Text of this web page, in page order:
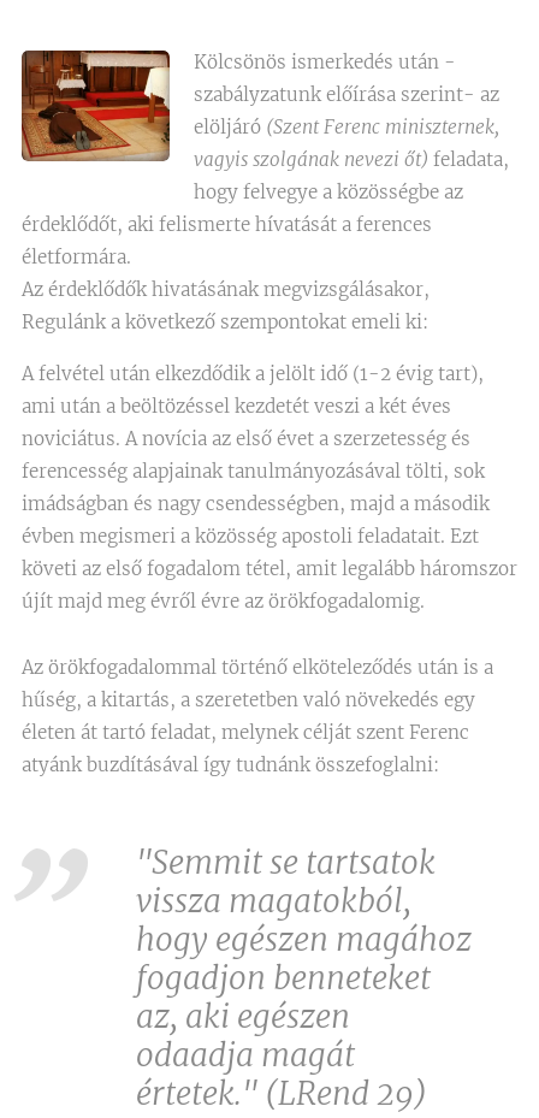
Kölcsönös ismerkedés után -
szabályzatunk előírása szerint- az
elöljáró (Szent Ferenc miniszternek,
vagyis szolgának nevezi őt) feladata,
hogy felvegye a közösségbe az
érdeklődőt, aki felismerte hívatását a ferences
életformára.
Az érdeklődők hivatásának megvizsgálásakor,
Regulánk a következő szempontokat emeli ki:
A felvétel után elkezdődik a jelölt idő (1-2 évig tart),
ami után a beöltözéssel kezdetét veszi a két éves
noviciátus. A novícia az első évet a szerzetesség és
ferencesség alapjainak tanulmányozásával tölti, sok
imádságban és nagy csendességben, majd a második
évben megismeri a közösség apostoli feladatait. Ezt
követi az első fogadalom tétel, amit legalább háromszor
újít majd meg évről évre az örökfogadalomig.
Az örökfogadalommal történő elköteleződés után is a
hűség, a kitartás, a szeretetben való növekedés egy
életen át tartó feladat, melynek célját szent Ferenc
atyánk buzdításával így tudnánk összefoglalni:
"Semmit se tartsatok
vissza magatokból,
hogy egészen magához
fogadjon benneteket
az, aki egészen
odaadja magát
értetek." (LRend 29)